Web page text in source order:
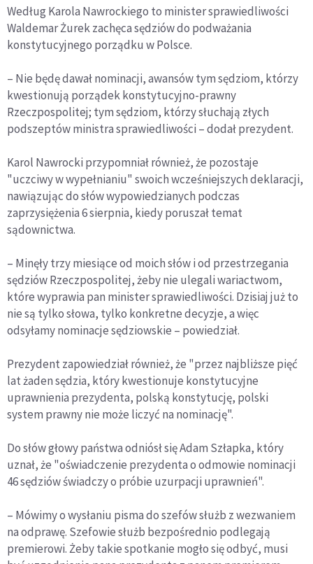
Według Karola Nawrockiego to minister sprawiedliwości
Waldemar Żurek zachęca sędziów do podważania
konstytucyjnego porządku w Polsce.
– Nie będę dawał nominacji, awansów tym sędziom, którzy
kwestionują porządek konstytucyjno-prawny
Rzeczpospolitej; tym sędziom, którzy słuchają złych
podszeptów ministra sprawiedliwości – dodał prezydent.
Karol Nawrocki przypomniał również, że pozostaje
"uczciwy w wypełnianiu" swoich wcześniejszych deklaracji,
nawiązując do słów wypowiedzianych podczas
zaprzysiężenia 6 sierpnia, kiedy poruszał temat
sądownictwa.
– Minęły trzy miesiące od moich słów i od przestrzegania
sędziów Rzeczpospolitej, żeby nie ulegali wariactwom,
które wyprawia pan minister sprawiedliwości. Dzisiaj już to
nie są tylko słowa, tylko konkretne decyzje, a więc
odsyłamy nominacje sędziowskie – powiedział.
Prezydent zapowiedział również, że "przez najbliższe pięć
lat żaden sędzia, który kwestionuje konstytucyjne
uprawnienia prezydenta, polską konstytucję, polski
system prawny nie może liczyć na nominację".
Do słów głowy państwa odniósł się Adam Szłapka, który
uznał, że "oświadczenie prezydenta o odmowie nominacji
46 sędziów świadczy o próbie uzurpacji uprawnień".
– Mówimy o wysłaniu pisma do szefów służb z wezwaniem
na odprawę. Szefowie służb bezpośrednio podlegają
premierowi. Żeby takie spotkanie mogło się odbyć, musi